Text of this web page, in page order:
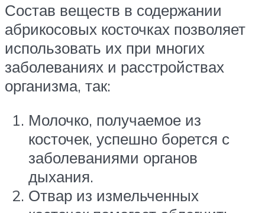
Состав веществ в содержании
абрикосовых косточках позволяет
использовать их при многих
заболеваниях и расстройствах
организма, так:
Молочко, получаемое из
косточек, успешно борется с
заболеваниями органов
дыхания.
Отвар из измельченных